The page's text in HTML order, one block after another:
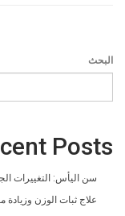
البحث
Posts
سن اليأس: التغييرات
علاج ثبات الوزن وزيادة